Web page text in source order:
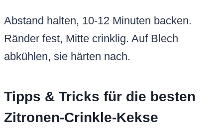
Abstand halten, 10-12 Minuten backen.
Ränder fest, Mitte crinklig. Auf Blech
abkühlen, sie härten nach.
Tipps & Tricks für die besten
Zitronen-Crinkle-Kekse